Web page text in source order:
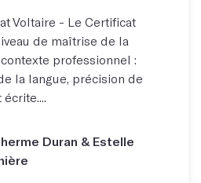
Voltaire - Le Certificat
de maîtrise de la
professionnel :
la langue, précision de
Duran & Estelle